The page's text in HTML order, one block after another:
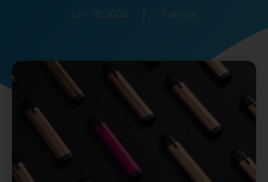
juin 18, 2026 Fabrice